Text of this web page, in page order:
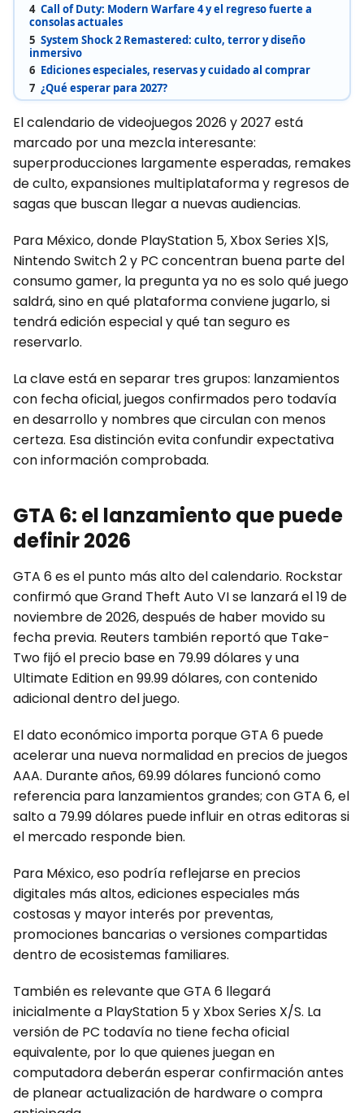
4 Call of Duty: Modern Warfare 4 y el regreso fuerte a
consolas actuales
5 System Shock 2 Remastered: culto, terror y diseño
inmersivo
6 Ediciones especiales, reservas y cuidado al comprar
7 ¿Qué esperar para 2027?
El calendario de videojuegos 2026 y 2027 está
marcado por una mezcla interesante:
superproducciones largamente esperadas, remakes
de culto, expansiones multiplataforma y regresos de
sagas que buscan llegar a nuevas audiencias.
Para México, donde PlayStation 5, Xbox Series X|S,
Nintendo Switch 2 y PC concentran buena parte del
consumo gamer, la pregunta ya no es solo qué juego
saldrá, sino en qué plataforma conviene jugarlo, si
tendrá edición especial y qué tan seguro es
reservarlo.
La clave está en separar tres grupos: lanzamientos
con fecha oficial, juegos confirmados pero todavía
en desarrollo y nombres que circulan con menos
certeza. Esa distinción evita confundir expectativa
con información comprobada.
GTA 6: el lanzamiento que puede
definir 2026
GTA 6 es el punto más alto del calendario. Rockstar
confirmó que Grand Theft Auto VI se lanzará el 19 de
noviembre de 2026, después de haber movido su
fecha previa. Reuters también reportó que Take-
Two fijó el precio base en 79.99 dólares y una
Ultimate Edition en 99.99 dólares, con contenido
adicional dentro del juego.
El dato económico importa porque GTA 6 puede
acelerar una nueva normalidad en precios de juegos
AAA. Durante años, 69.99 dólares funcionó como
referencia para lanzamientos grandes; con GTA 6, el
salto a 79.99 dólares puede influir en otras editoras si
el mercado responde bien.
Para México, eso podría reflejarse en precios
digitales más altos, ediciones especiales más
costosas y mayor interés por preventas,
promociones bancarias o versiones compartidas
dentro de ecosistemas familiares.
También es relevante que GTA 6 llegará
inicialmente a PlayStation 5 y Xbox Series X/S. La
versión de PC todavía no tiene fecha oficial
equivalente, por lo que quienes juegan en
computadora deberán esperar confirmación antes
de planear actualización de hardware o compra